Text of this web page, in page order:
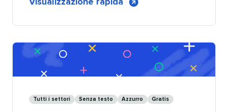
nero
e
giallo
aziendali
LinkedIn
Tutti i settori​​ Senza testo​​ Azzurro​​ Gratis​​